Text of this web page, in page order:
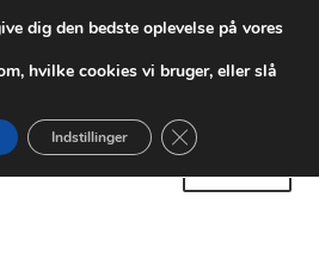
fra 55 kr.
forsendelse
dig den bedste oplevelse på vores
hvilke cookies vi bruger, eller slå
Indstillinger Close GDPR